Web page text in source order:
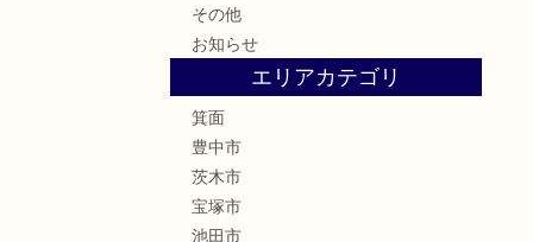
その他
お知らせ
エリアカテゴリ
箕面
豊中市
茨木市
宝塚市
池田市